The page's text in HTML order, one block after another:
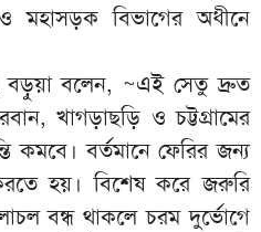
মহাসড়ক বিভাগের অধীনে
বড়ুয়া বলেন, ~এই সেতু দ্রুত
খাগড়াছড়ি ও চট্টগ্রামের
কমবে। বর্তমানে ফেরির জন্য
হয়। বিশেষ করে জরুরি
বন্ধ থাকলে চরম দুর্ভোগে